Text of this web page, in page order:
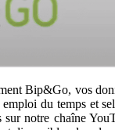
Bip&Go, vos
du temps et
notre chaîne